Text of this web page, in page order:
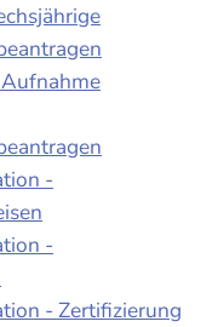
-
-
- Zertifizierung